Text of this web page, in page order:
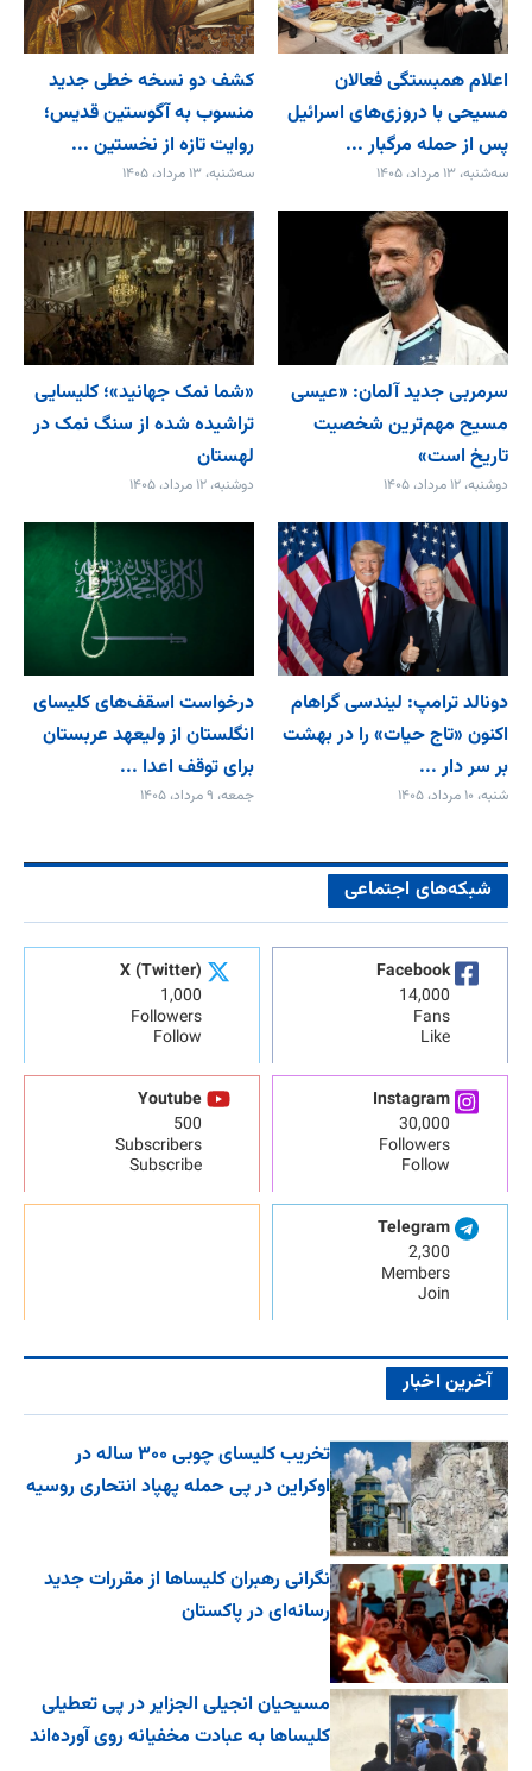
اعلام همبستگی فعالان
مسیحی با دروزی‌های اسرائیل
پس از حمله مرگبار ...
سه‌شنبه، ۱۳ مرداد، ۱۴۰۵
کشف دو نسخه خطی جدید
منسوب به آگوستین قدیس؛
روایت تازه از نخستین ...
سه‌شنبه، ۱۳ مرداد، ۱۴۰۵
سرمربی جدید آلمان: «عیسی
مسیح مهم‌ترین شخصیت
تاریخ است»
دوشنبه، ۱۲ مرداد، ۱۴۰۵
«شما نمک جهانید»؛ کلیسایی
تراشیده شده از سنگ نمک در
لهستان
دوشنبه، ۱۲ مرداد، ۱۴۰۵
دونالد ترامپ: لیندسی گراهام
اکنون «تاج حیات» را در بهشت
بر سر دار ...
شنبه، ۱۰ مرداد، ۱۴۰۵
درخواست اسقف‌های کلیسای
انگلستان از ولیعهد عربستان
برای توقف اعدا ...
جمعه، ۹ مرداد، ۱۴۰۵
شبکه‌های اجتماعی
Facebook
14,000
Fans
Like
X (Twitter)
1,000
Followers
Follow
Instagram
30,000
Followers
Follow
Youtube
500
Subscribers
Subscribe
Telegram
2,300
Members
Join
آخرین اخبار
تخریب کلیسای چوبی ۳۰۰ ساله در
اوکراین در پی حمله پهپاد انتحاری روسیه
نگرانی رهبران کلیساها از مقررات جدید
رسانه‌ای در پاکستان
مسیحیان انجیلی الجزایر در پی تعطیلی
کلیساها به عبادت مخفیانه روی آورده‌اند